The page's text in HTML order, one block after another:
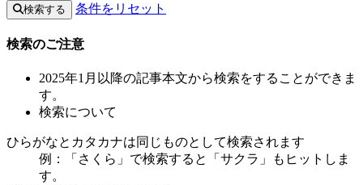
検索する 条件をリセット
検索のご注意
2025年1月以降の記事本文から検索をすることができま
す。
検索について
ひらがなとカタカナは同じものとして検索されます
例：「さくら」で検索すると「サクラ」もヒットしま
す。